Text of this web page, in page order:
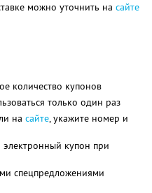
можно уточнить на сайте
количество купонов
только один раз
на сайте, укажите номер и
электронный купон при
спецпредложениями